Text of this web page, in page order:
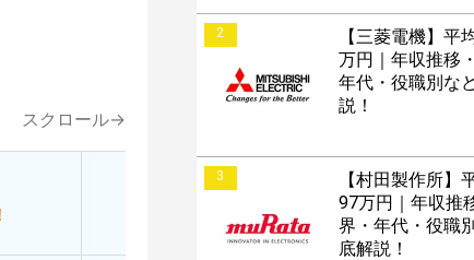
スクロール→
今すぐESを
添削してほしい！
2
【三菱電機】平
万円｜年収推移
年代・役職別な
説！
3
【村田製作所】
97万円｜年収推
界・年代・役職
底解説！